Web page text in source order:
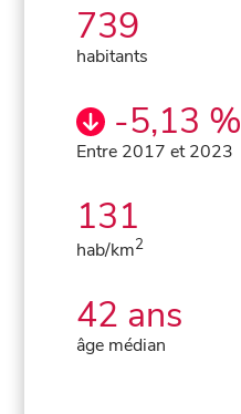
739
habitants
-5,13 %
Entre 2017 et 2023
131
hab/km2
42 ans
âge médian